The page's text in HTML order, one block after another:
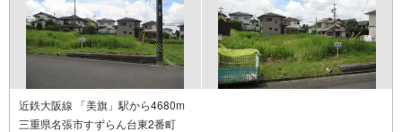
近鉄大阪線 「美旗」駅から4680m
三重県名張市すずらん台東2番町